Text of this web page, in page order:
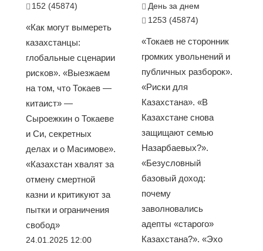
152 (45874)
«Как могут вымереть
казахстанцы:
глобальные сценарии
рисков». «Выезжаем
на том, что Токаев —
китаист» —
Сыроежкин о Токаеве
и Си, секретных
делах и о Масимове».
«Казахстан хвалят за
отмену смертной
казни и критикуют за
пытки и ограничения
свобод»
24.01.2025 12:00
День за днем
1253 (45874)
«Токаев не сторонник
громких увольнений и
публичных разборок».
«Риски для
Казахстана». «В
Казахстане снова
защищают семью
Назарбаевых?».
«Безусловный
базовый доход:
почему
заволновались
адепты «старого»
Казахстана?». «Эхо